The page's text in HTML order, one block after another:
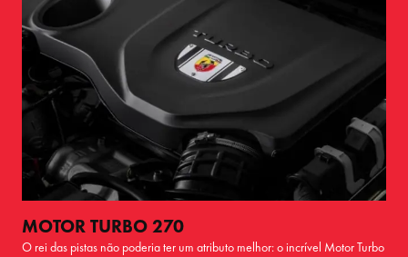
MOTOR TURBO 270
O rei das pistas não poderia ter um atributo melhor: o incrível Motor Turbo